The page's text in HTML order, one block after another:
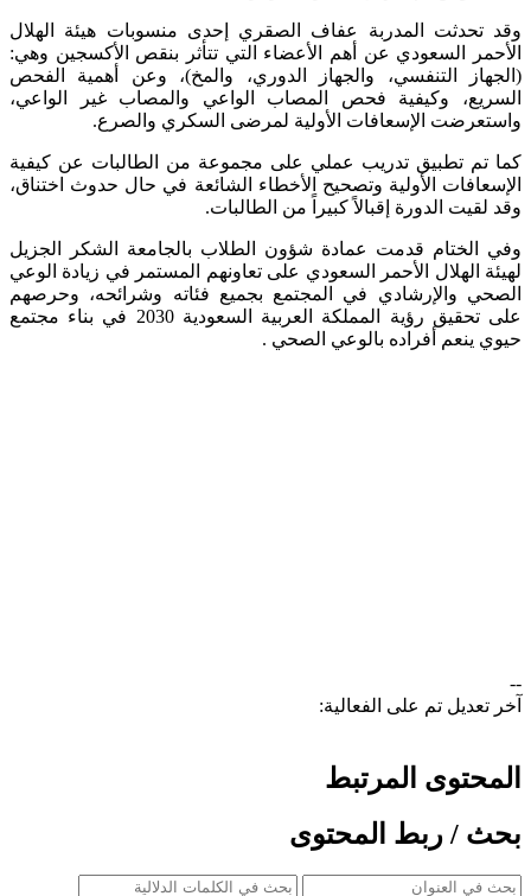
وقد تحدثت المدربة عفاف الصقري إحدى منسوبات هيئة الهلال
الأحمر السعودي عن أهم الأعضاء التي تتأثر بنقص الأكسجين وهي:
(الجهاز التنفسي، والجهاز الدوري، والمخ)، وعن أهمية الفحص
السريع، وكيفية فحص المصاب الواعي والمصاب غير الواعي،
واستعرضت الإسعافات الأولية لمرضى السكري والصرع.
كما تم تطبيق تدريب عملي على مجموعة من الطالبات عن كيفية
الإسعافات الأولية وتصحيح الأخطاء الشائعة في حال حدوث اختناق،
وقد لقيت الدورة إقبالاً كبيراً من الطالبات.
وفي الختام قدمت عمادة شؤون الطلاب بالجامعة الشكر الجزيل
لهيئة الهلال الأحمر السعودي على تعاونهم المستمر في زيادة الوعي
الصحي والإرشادي في المجتمع بجميع فئاته وشرائحه، وحرصهم
على تحقيق رؤية المملكة العربية السعودية 2030 في بناء مجتمع
حيوي ينعم أفراده بالوعي الصحي .​
--
آخر تعديل تم على الفعالية:
المحتوى المرتبط
بحث / ربط المحتوى